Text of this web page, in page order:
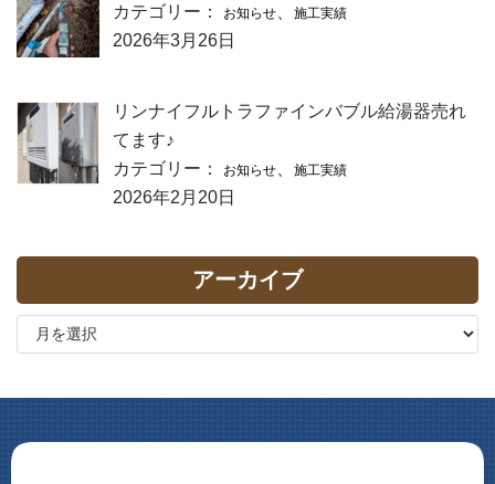
カテゴリー：
お知らせ 施工実績
2026年3月26日
リンナイフルトラファインバブル給湯器売れ
てます♪
カテゴリー：
お知らせ 施工実績
2026年2月20日
アーカイブ